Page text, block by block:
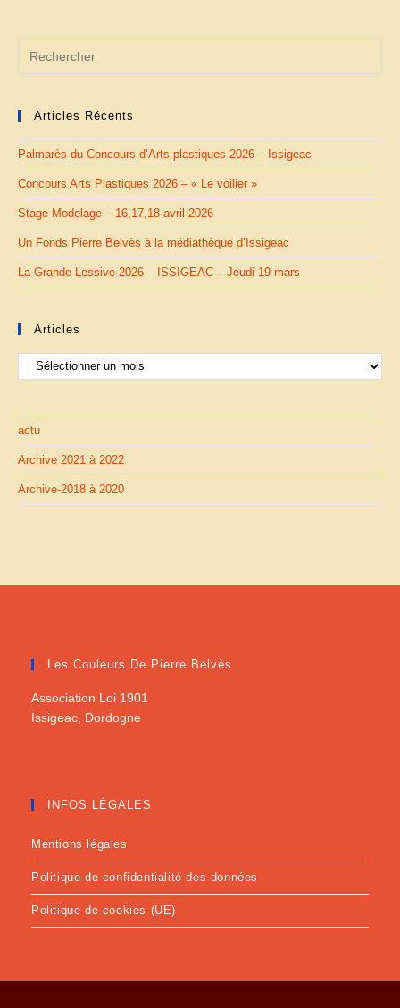
Articles Récents
Palmarès du Concours d’Arts plastiques 2026 – Issigeac
Concours Arts Plastiques 2026 – « Le voilier »
Stage Modelage – 16,17,18 avril 2026
Un Fonds Pierre Belvès à la médiathèque d’Issigeac
La Grande Lessive 2026 – ISSIGEAC – Jeudi 19 mars
Articles
actu
Archive 2021 à 2022
Archive-2018 à 2020
Les Couleurs De Pierre Belvès
Association Loi 1901
Issigeac, Dordogne
INFOS LÉGALES
Mentions légales
Politique de confidentialité des données
Politique de cookies (UE)